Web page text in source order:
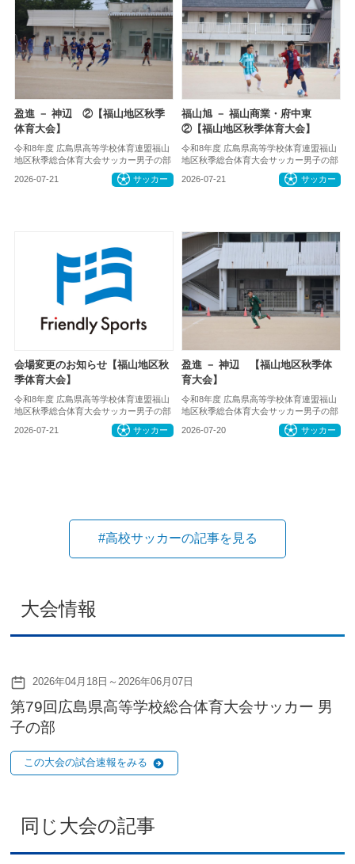
盈進 － 神辺 ②【福山地区秋季
体育大会】
令和8年度 広島県高等学校体育連盟福山
地区秋季総合体育大会サッカー男子の部
2026-07-21 サッカー
福山旭 － 福山商業・府中東
②【福山地区秋季体育大会】
令和8年度 広島県高等学校体育連盟福山
地区秋季総合体育大会サッカー男子の部
2026-07-21 サッカー
会場変更のお知らせ【福山地区秋
季体育大会】
令和8年度 広島県高等学校体育連盟福山
地区秋季総合体育大会サッカー男子の部
2026-07-21 サッカー
盈進 － 神辺 【福山地区秋季体
育大会】
令和8年度 広島県高等学校体育連盟福山
地区秋季総合体育大会サッカー男子の部
2026-07-20 サッカー
#高校サッカーの記事を見る
大会情報
2026年04月18日～2026年06月07日
第79回広島県高等学校総合体育大会サッカー 男
子の部
この大会の試合速報をみる
同じ大会の記事